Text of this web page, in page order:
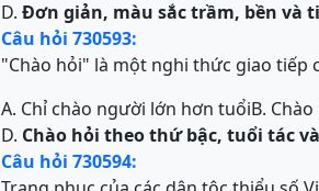
D. Đơn giản, màu sắc trầm, bền và
Câu hỏi 730593:
"Chào hỏi" là một nghi thức giao tiếp
A. Chỉ chào người lớn hơn tuổiB.
D. Chào hỏi theo thứ bậc, tuổi tác
Câu hỏi 730594: